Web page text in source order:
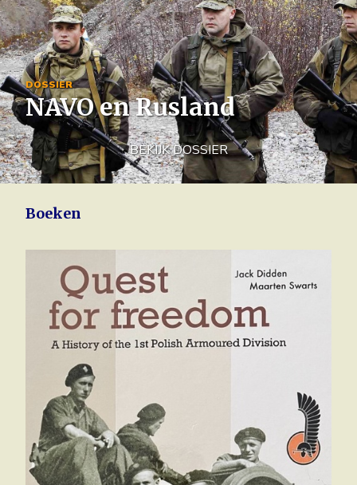
Image
DOSSIER
NAVO en Rusland
BEKIJK DOSSIER
Boeken